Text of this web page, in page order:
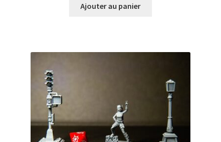
Ajouter au panier